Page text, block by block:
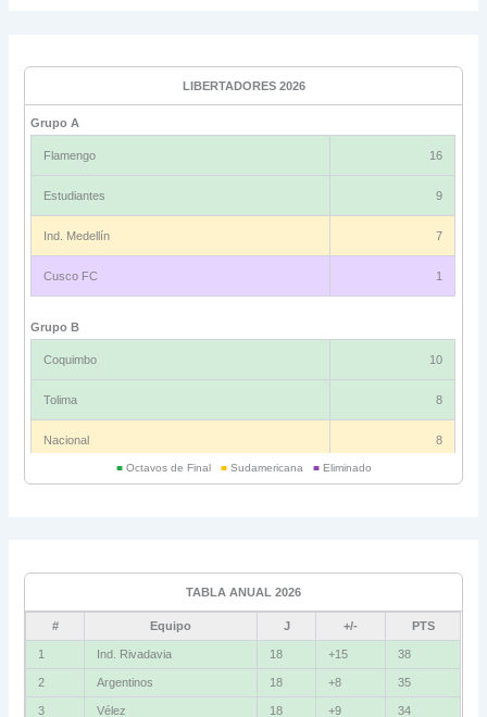
LIBERTADORES 2026
Grupo A
Flamengo 16
Estudiantes 9
Ind. Medellín 7
Cusco FC 1
Grupo B
Coquimbo 10
Tolima 8
Nacional 8
Bolívar 5
La Guaira
■Octavos de Final ■Sudamericana ■Eliminado
TABLA ANUAL 2026
# Equipo J +/- PTS
1 Ind. Rivadavia 18 +15 38
2 Argentinos 18 +8 35
3 Vélez 18 +9 34